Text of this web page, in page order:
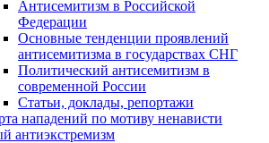
Антисемитизм в Российской
Федерации
Основные тенденции проявлений
антисемитизма в государствах СНГ
Политический антисемитизм в
современной России
Статьи, доклады, репортажи
нападений по мотиву ненависти
антиэкстремизм